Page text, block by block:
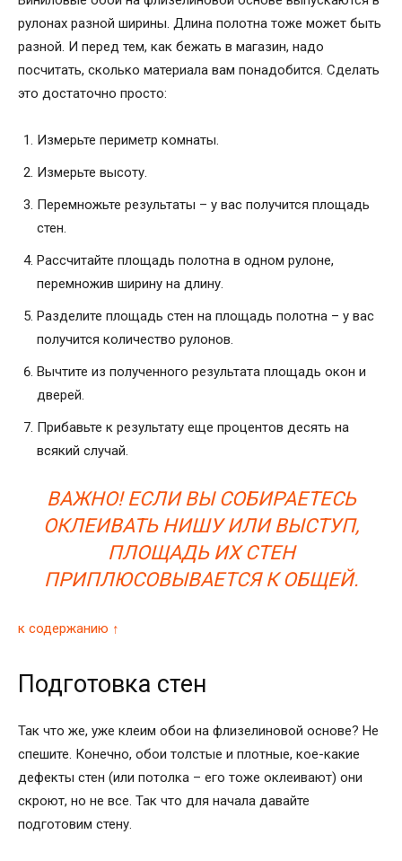
рулонах разной ширины. Длина полотна тоже может быть
разной. И перед тем, как бежать в магазин, надо
посчитать, сколько материала вам понадобится. Сделать
это достаточно просто:
Измерьте периметр комнаты.
Измерьте высоту.
Перемножьте результаты – у вас получится площадь
стен.
Рассчитайте площадь полотна в одном рулоне,
перемножив ширину на длину.
Разделите площадь стен на площадь полотна – у вас
получится количество рулонов.
Вычтите из полученного результата площадь окон и
дверей.
Прибавьте к результату еще процентов десять на
всякий случай.
ВАЖНО! ЕСЛИ ВЫ СОБИРАЕТЕСЬ
ОКЛЕИВАТЬ НИШУ ИЛИ ВЫСТУП,
ПЛОЩАДЬ ИХ СТЕН
ПРИПЛЮСОВЫВАЕТСЯ К ОБЩЕЙ.
к содержанию ↑
Подготовка стен
Так что же, уже клеим обои на флизелиновой основе? Не
спешите. Конечно, обои толстые и плотные, кое-какие
дефекты стен (или потолка – его тоже оклеивают) они
скроют, но не все. Так что для начала давайте
подготовим стену.